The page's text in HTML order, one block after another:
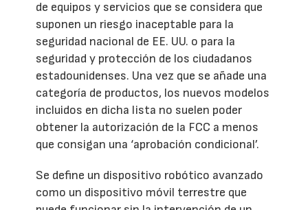
de equipos y servicios que se considera que
suponen un riesgo inaceptable para la
seguridad nacional de EE. UU. o para la
seguridad y protección de los ciudadanos
estadounidenses. Una vez que se añade una
categoría de productos, los nuevos modelos
incluidos en dicha lista no suelen poder
obtener la autorización de la FCC a menos
que consigan una ‘aprobación condicional’.
Se define un dispositivo robótico avanzado
como un dispositivo móvil terrestre que